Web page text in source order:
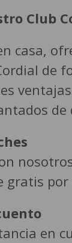
Club
casa,
de
en